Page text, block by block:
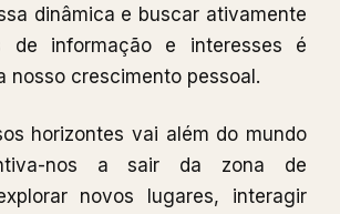
dinâmica e buscar ativamente
de informação e interesses é
nosso crescimento pessoal.
horizontes vai além do mundo
nos a sair da zona de
novos lugares, interagir